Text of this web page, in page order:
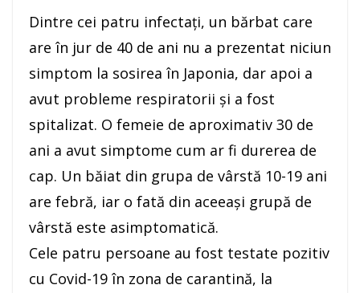
Dintre cei patru infectaţi, un bărbat care
are în jur de 40 de ani nu a prezentat niciun
simptom la sosirea în Japonia, dar apoi a
avut probleme respiratorii şi a fost
spitalizat. O femeie de aproximativ 30 de
ani a avut simptome cum ar fi durerea de
cap. Un băiat din grupa de vârstă 10-19 ani
are febră, iar o fată din aceeaşi grupă de
vârstă este asimptomatică.
Cele patru persoane au fost testate pozitiv
cu Covid-19 în zona de carantină, la